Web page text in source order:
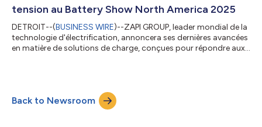
tension au Battery Show North America 2025
DETROIT--(BUSINESS WIRE)--ZAPI GROUP, leader mondial de la
technologie d'électrification, annoncera ses dernières avancées
en matière de solutions de charge, conçues pour répondre aux
capacités de charge haute tension très puissantes destinées
aux équipementiers concevant de multiples solutions
Back to Newsroom